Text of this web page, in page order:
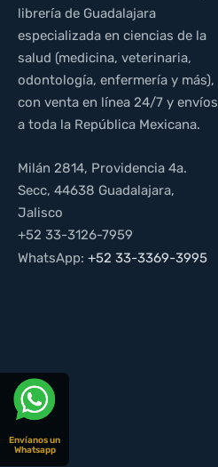
librería de Guadalajara
especializada en ciencias de la
salud (medicina, veterinaria,
odontología, enfermería y más),
con venta en línea 24/7 y envíos
a toda la República Mexicana.
Milán 2814, Providencia 4a.
Secc, 44638 Guadalajara,
Jalisco
+52 33-3126-7959
WhatsApp: +52 33-3369-3995
Envíanos un
Whatsapp